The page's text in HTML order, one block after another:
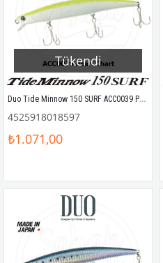
Tükendi
Duo Tide Minnow 150 SURF ACC0039 Pearl Chart OB
4525918018597
₺1.071,00